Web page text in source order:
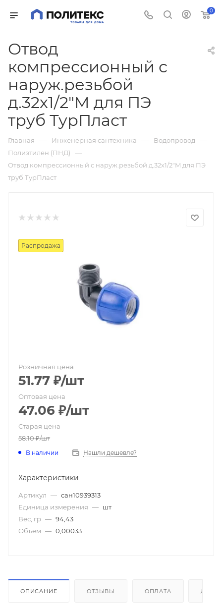
0
Отвод
компрессионный с
наруж.резьбой
д.32х1/2"M для ПЭ
труб ТурПласт
Главная — Инженерная сантехника — Водопровод —
Полиэтилен (ПНД) —
Отвод компрессионный с наруж.резьбой д.32х1/2"M для ПЭ
труб ТурПласт
Распродажа
Розничная цена
51.77 ₽/шт
Оптовая цена
47.06 ₽/шт
Старая цена
58.10₽/шт
В наличии Нашли дешевле?
Характеристики
Артикул — сан10939313
Единица измерения — шт
Вес, гр — 94,43
Объем — 0,00033
ОПИСАНИЕ ОТЗЫВЫ ОПЛАТА